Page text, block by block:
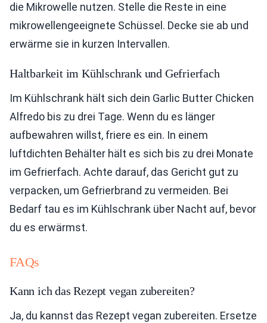
die Mikrowelle nutzen. Stelle die Reste in eine
mikrowellengeeignete Schüssel. Decke sie ab und
erwärme sie in kurzen Intervallen.
Haltbarkeit im Kühlschrank und Gefrierfach
Im Kühlschrank hält sich dein Garlic Butter Chicken
Alfredo bis zu drei Tage. Wenn du es länger
aufbewahren willst, friere es ein. In einem
luftdichten Behälter hält es sich bis zu drei Monate
im Gefrierfach. Achte darauf, das Gericht gut zu
verpacken, um Gefrierbrand zu vermeiden. Bei
Bedarf tau es im Kühlschrank über Nacht auf, bevor
du es erwärmst.
FAQs
Kann ich das Rezept vegan zubereiten?
Ja, du kannst das Rezept vegan zubereiten. Ersetze